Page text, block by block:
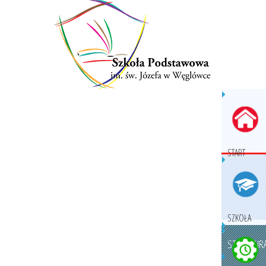
START
SZKOŁA